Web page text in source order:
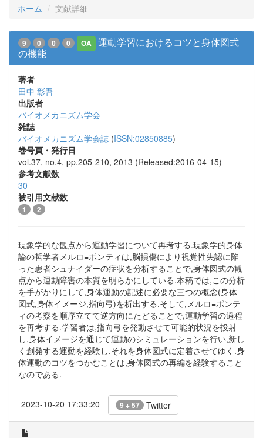
ホーム 文献詳細
9 0 0 0 OA
運動学習におけるコツと身体図式
の機能
著者
田中 彰吾
出版者
バイオメカニズム学会
雑誌
バイオメカニズム学会誌 (ISSN:02850885)
巻号頁・発行日
vol.37, no.4, pp.205-210, 2013 (Released:2016-04-15)
参考文献数
30
被引用文献数
1 2
現象学的な観点から運動学習について再考する.現象学的身体
論の哲学者メルロ=ポンティは,脳損傷により視覚性失認に陥
った患者シュナイダーの症状を分析することで,身体図式の観
点から運動障害の本質を明らかにしている.本稿では,この分析
を手がかりにして,身体運動の記述に必要な三つの概念(身体
図式,身体イメージ,指向弓)を析出する.そして,メルロ=ポンテ
ィの考察を順序立てて逆方向にたどることで,運動学習の過程
を再考する.学習者は,指向弓を発動させて可能的状況を投射
し,身体イメージを通じて運動のシミュレーションを行い,新し
く創発する運動を経験し,それを身体図式に定着させてゆく.身
体運動のコツをつかむことは,身体図式の再編を経験すること
なのである.
2023-10-20 17:33:20 9 + 57 Twitter